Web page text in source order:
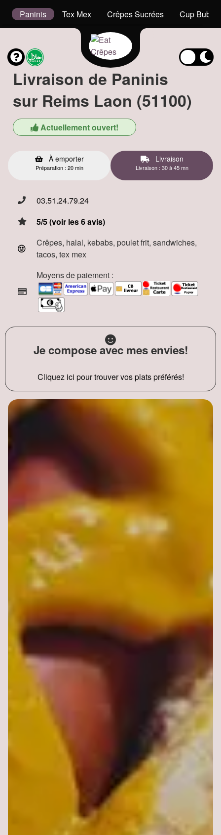
Paninis Tex Mex Crêpes Sucrées Cup
Livraison de Paninis
sur Reims Laon (51100)
Actuellement ouvert!
À emporter
Préparation : 20 min
Livraison
Livraison : 30 à 45 mn
03.51.24.79.24
5/5 (voir les 6 avis)
Crêpes, halal, kebabs, poulet frit, sandwiches,
tacos, tex mex
Moyens de paiement :
Je compose avec mes envies!
Cliquez ici pour trouver vos plats préférés!